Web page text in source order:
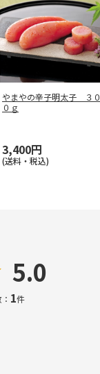
やまやの辛子明太子 ３０
０ｇ
3,400円
(送料・税込)
5.0
1件